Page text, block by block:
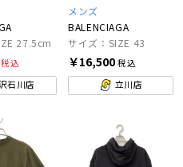
27.5cm
税込
石川店
メンズ
BALENCIAGA
サイズ：SIZE 43
￥16,500税込
立川店